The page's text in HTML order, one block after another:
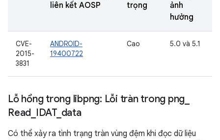
liên kết AOSP
trọng
ảnh
hưởng
CVE-
2015-
3831
ANDROID-
19400722
Cao 5.0 và 5.1
Lỗ hổng trong libpng: Lỗi tràn trong png
Read IDAT_ data
Có thể xảy ra tình trạng tràn vùng đệm khi đọc dữ liệu